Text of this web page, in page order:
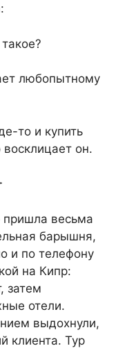
любопытному
то и купить
он.
пришла весьма
барышня,
и по телефону
на Кипр:
затем
отели.
выдохнули,
клиента. Тур